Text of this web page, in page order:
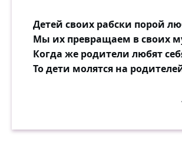
Детей своих рабски порой
Мы их превращаем в своих
Когда же родители любят
То дети молятся на